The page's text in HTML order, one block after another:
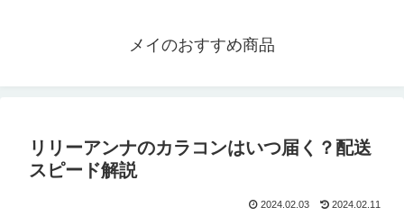
メイのおすすめ商品
リリーアンナのカラコンはいつ届く？配送
スピード解説
2024.02.03 2024.02.11